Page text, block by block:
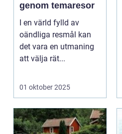
genom temaresor
I en värld fylld av
oändliga resmål kan
det vara en utmaning
att välja rät...
01 oktober 2025